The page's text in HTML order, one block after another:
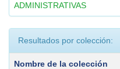
ADMINISTRATIVAS
Resultados por colección:
Nombre de la colección